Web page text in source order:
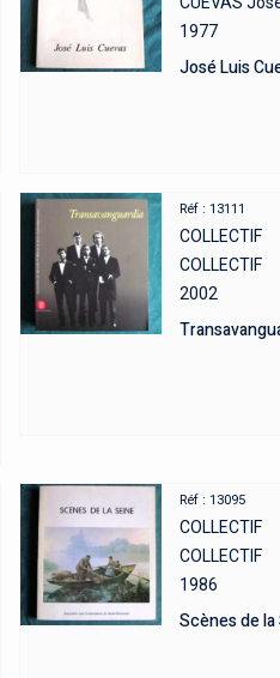
1977
José Luis
Réf : 13111
COLLECTIF
COLLECTIF
2002
Réf : 13095
COLLECTIF
COLLECTIF
1986
Scènes de la